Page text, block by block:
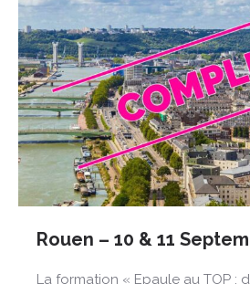
Rouen – 10 & 11
La formation « Epaule au TOP :